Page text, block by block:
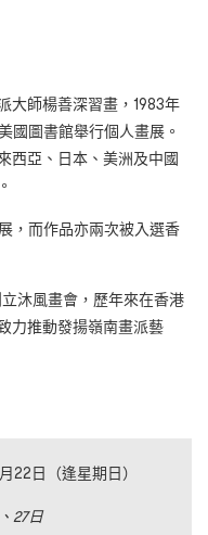
大師楊善深習畫，1983年
國圖書館舉行個人畫展。
西亞、日本、美洲及中國
，而作品亦兩次被入選香
沐風畫會，歷年來在香港
力推動發揚嶺南畫派藝
22日（逢星期日）
27日